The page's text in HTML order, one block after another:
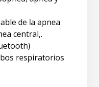
de la apnea
central,.
respiratorios